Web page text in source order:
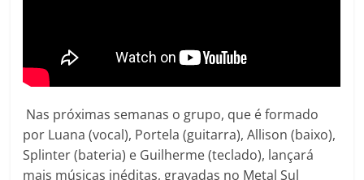
Nas próximas semanas o grupo, que é formado
por Luana (vocal), Portela (guitarra), Allison (baixo),
Splinter (bateria) e Guilherme (teclado), lançará
mais músicas inéditas, gravadas no Metal Sul